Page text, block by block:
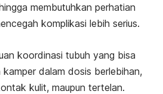
membutuhkan perhatian
komplikasi lebih serius.
koordinasi tubuh yang bisa
dalam dosis berlebihan,
kulit, maupun tertelan.